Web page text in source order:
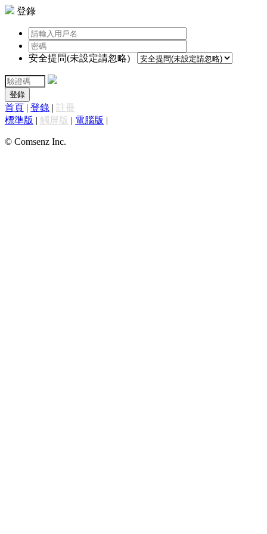
登錄
安全提問(未設定請忽略)
登錄
首頁 | 登錄 | 註冊
標準版 | 觸屏版 | 電腦版 |
© Comsenz Inc.